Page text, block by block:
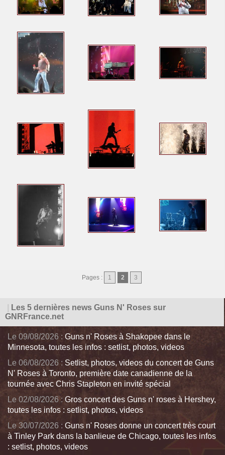
Pages : 1 2 3
Les 5 dernières news Guns N' Roses sur
GNRFrance.net
Le 09/08/2026 : Guns n' Roses à Shakopee dans le
Minnesota, toutes les infos : setlist, photos, videos
Le 06/08/2026 : Setlist, photos, videos du concert de Guns
N' Roses à Toronto, première date canadienne de la
tournée avec Chris Stapleton en invité spécial
Le 02/08/2026 : Gros concert des Guns n' roses à Hershey,
toutes les infos : setlist, photos, videos
Le 30/07/2026 : Guns n' Roses donne un concert très court
à Tinley Park dans la banlieue de Chicago, toutes les infos
: setlist, photos, videos